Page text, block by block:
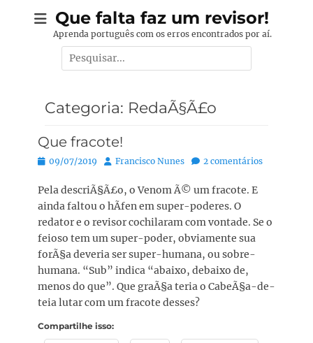
Que falta faz um revisor!
Aprenda português com os erros encontrados por aí.
Pesquisar
por:
Categoria: RedaÃ§Ã£o
Que fracote!
Posted
09/07/2019 Autor:
Francisco Nunes 2 comentários
Pela descriÃ§Ã£o, o Venom Ã© um fracote. E
ainda faltou o hÃ­fen em super-poderes. O
redator e o revisor cochilaram com vontade. Se o
feioso tem um super-poder, obviamente sua
forÃ§a deveria ser super-humana, ou sobre-
humana. “Sub” indica “abaixo, debaixo de,
menos do que”. Que graÃ§a teria o CabeÃ§a-de-
teia lutar com um fracote desses?
Compartilhe isso: